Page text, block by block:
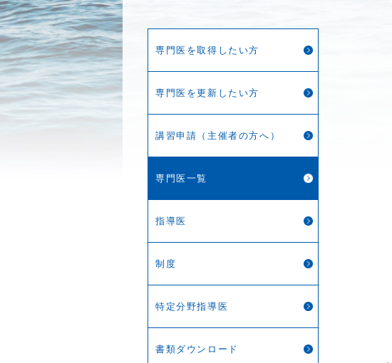
専門医を取得したい方
専門医を更新したい方
講習申請（主催者の方へ）
専門医一覧
指導医
制度
特定分野指導医
書類ダウンロード